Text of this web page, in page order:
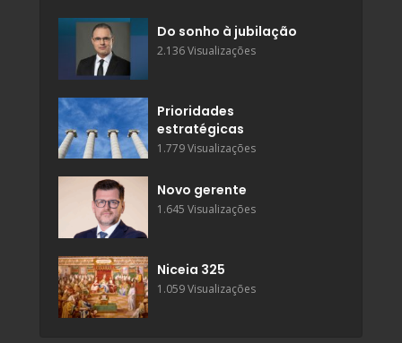
Do sonho à jubilação
2.136 Visualizações
Prioridades
estratégicas
1.779 Visualizações
Novo gerente
1.645 Visualizações
Niceia 325
1.059 Visualizações